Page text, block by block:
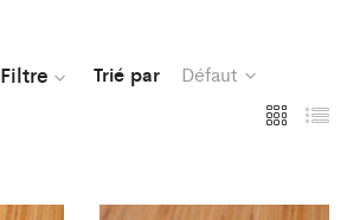
Filtre Trié par Défaut